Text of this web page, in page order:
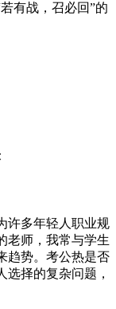
有战，召必回”的
许多年轻人职业规
老师，我常与学生
趋势。考公热是否
择的复杂问题，